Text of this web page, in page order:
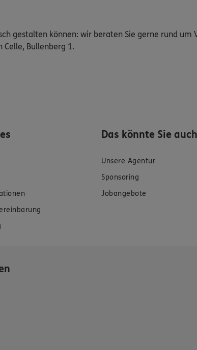
gestalten können: wir beraten Sie gerne rund um
Celle, Bullenberg 1.
Das könnte Sie
Unsere Agentur
Sponsoring
Jobangebote